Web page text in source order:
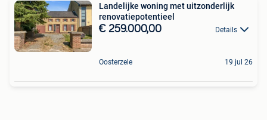
Landelijke woning met uitzonderlijk
renovatiepotentieel
€ 259.000,00 Details
Oosterzele 19 jul 26